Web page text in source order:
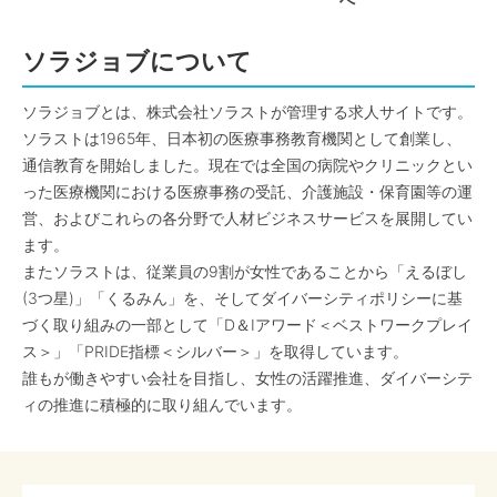
ソラジョブについて
ソラジョブとは、株式会社ソラストが管理する求人サイトです。
ソラストは1965年、日本初の医療事務教育機関として創業し、
通信教育を開始しました。現在では全国の病院やクリニックとい
った医療機関における医療事務の受託、介護施設・保育園等の運
営、およびこれらの各分野で人材ビジネスサービスを展開してい
ます。
またソラストは、従業員の9割が女性であることから「えるぼし
(3つ星)」「くるみん」を、そしてダイバーシティポリシーに基
づく取り組みの一部として「D＆Iアワード＜ベストワークプレイ
ス＞」「PRIDE指標＜シルバー＞」を取得しています。
誰もが働きやすい会社を目指し、女性の活躍推進、ダイバーシテ
ィの推進に積極的に取り組んでいます。